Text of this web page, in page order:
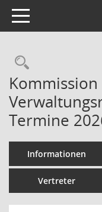
Toggle navigation
Termine
Informationen
Vertreter